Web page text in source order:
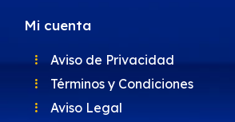
Mi cuenta
Aviso de Privacidad
Términos y Condiciones
Aviso Legal